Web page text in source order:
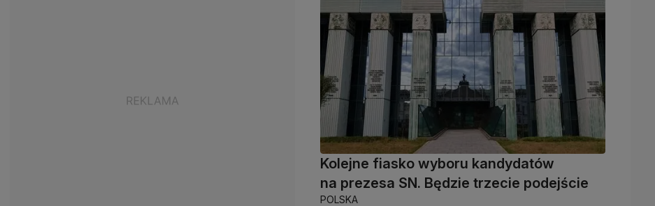
Kolejne fiasko wyboru kandydatów
na prezesa SN. Będzie trzecie podejście
POLSKA